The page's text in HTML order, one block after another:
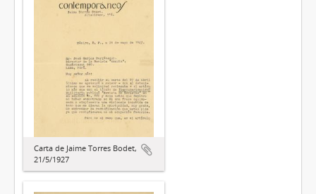
Carta de Jaime Torres Bodet,
21/5/1927